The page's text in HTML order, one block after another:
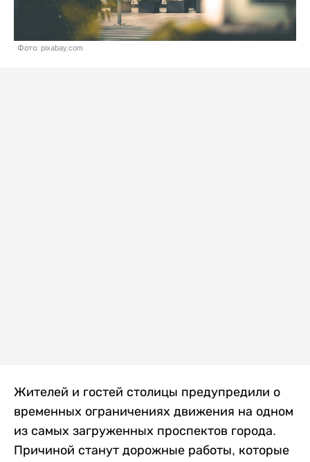
Фото: pixabay.com
Жителей и гостей столицы предупредили о
временных ограничениях движения на одном
из самых загруженных проспектов города.
Причиной станут дорожные работы, которые